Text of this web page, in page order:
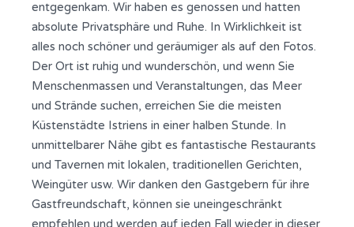
entgegenkam. Wir haben es genossen und hatten
absolute Privatsphäre und Ruhe. In Wirklichkeit ist
alles noch schöner und geräumiger als auf den Fotos.
Der Ort ist ruhig und wunderschön, und wenn Sie
Menschenmassen und Veranstaltungen, das Meer
und Strände suchen, erreichen Sie die meisten
Küstenstädte Istriens in einer halben Stunde. In
unmittelbarer Nähe gibt es fantastische Restaurants
und Tavernen mit lokalen, traditionellen Gerichten,
Weingüter usw. Wir danken den Gastgebern für ihre
Gastfreundschaft, können sie uneingeschränkt
empfehlen und werden auf jeden Fall wieder in dieser